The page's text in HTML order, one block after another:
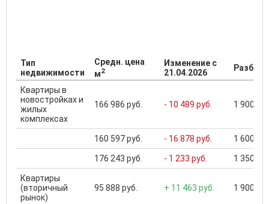
Тип
недвижимости
Средн. цена
м2
Изменение с
21.04.2026
Квартиры в
новостройках и
жилых
комплексах
166 986 руб. - 10 489 руб. 1 900
160 597 руб. - 16 878 руб. 1 600
176 243 руб. - 1 233 руб. 1 350
Квартиры
(вторичный
рынок)
95 888 руб. + 11 463 руб. 1 900